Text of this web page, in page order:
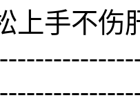
上手不伤